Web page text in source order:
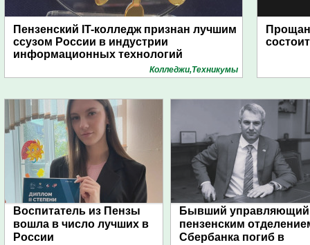
Пензенский IT-колледж признан лучшим
ссузом России в индустрии
информационных технологий
Колледжи,Техникумы
Воспитатель из Пензы
вошла в число лучших в
России
Бывший управляющий
пензенским
Сбербанка погиб в